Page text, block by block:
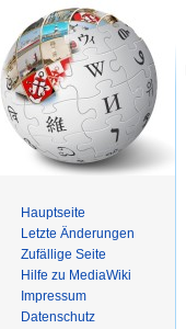
Hauptseite
Letzte Änderungen
Zufällige Seite
Hilfe zu MediaWiki
Impressum
Datenschutz